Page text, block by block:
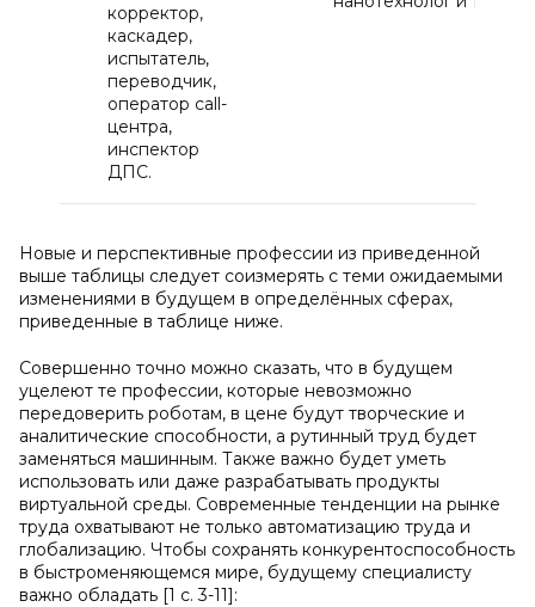
корректор,
каскадер,
испытатель,
переводчик,
оператор call-
центра,
инспектор
ДПС.
Новые и перспективные профессии из приведенной
выше таблицы следует соизмерять с теми ожидаемыми
изменениями в будущем в определённых сферах,
приведенные в таблице ниже.
Совершенно точно можно сказать, что в будущем
уцелеют те профессии, которые невозможно
передоверить роботам, в цене будут творческие и
аналитические способности, а рутинный труд будет
заменяться машинным. Также важно будет уметь
использовать или даже разрабатывать продукты
виртуальной среды. Современные тенденции на рынке
труда охватывают не только автоматизацию труда и
глобализацию. Чтобы сохранять конкурентоспособность
в быстроменяющемся мире, будущему специалисту
важно обладать [1 c. 3-11]: